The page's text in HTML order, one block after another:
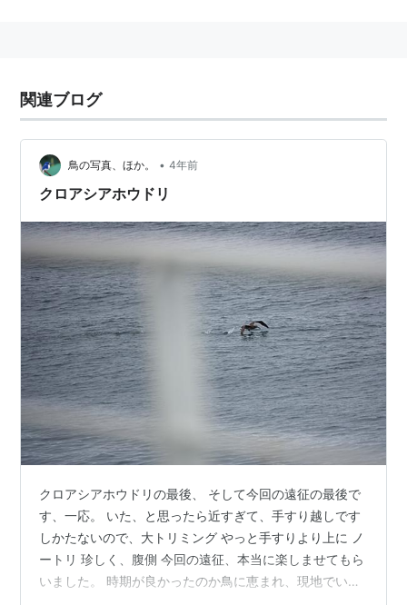
関連語 リスト::動物 リスト::鳥類
ニュース
東日本大震災で発生した津波により、ミッドウェー環礁
CNN.co.jp：津波などで海鳥のひな１１万羽
死ぬ、６０歳の母鳥も不明
）
関連ブログ
鳥の写真、ほか。 • 4年前
クロアシアホウドリ
クロアシアホウドリの最後、 そして今回の遠征の最後で
す、一応。 いた、と思ったら近すぎて、手すり越しです
しかたないので、大トリミング やっと手すりより上に ノ
ートリ 珍しく、腹側 今回の遠征、本当に楽しませてもら
いました。 時期が良かったのか鳥に恵まれ、現地でいろ